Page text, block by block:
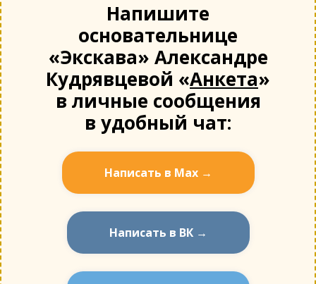
Напишите
основательнице
«Экскава» Александре
Кудрявцевой «Анкета»
в личные сообщения
в удобный чат:
Написать в Мах →
Написать в ВК →